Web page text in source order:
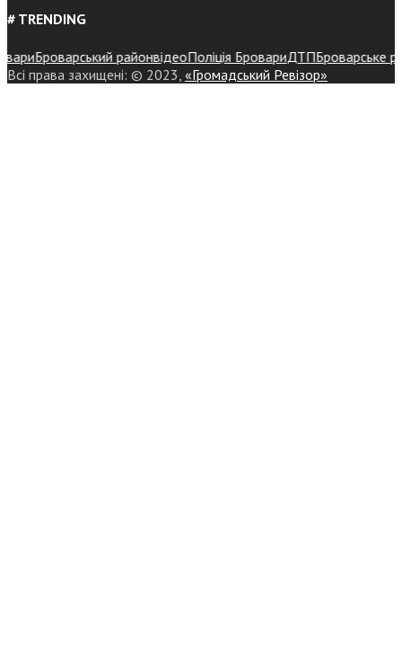
# TRENDING
Броварський районвідеоПоліція БровариДТПБроварське
Всі права захищені: © 2023, «Громадський Ревізор»